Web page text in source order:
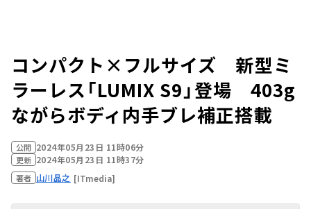
コンパクト×フルサイズ 新型ミ
ラーレス「LUMIX S9」登場 403g
ながらボディ内手ブレ補正搭載
公開 2024年05月23日 11時06分
更新 2024年05月23日 11時37分
著者 山川晶之 [ITmedia]